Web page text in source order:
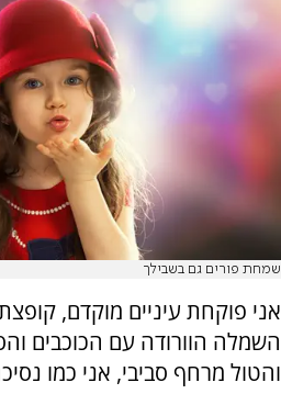
שמחת פורים גם בשבילך
אני פוקחת עיניים מוקדם,
השמלה הוורודה עם הכוכבים
והטול מרחף סביבי, אני כמו